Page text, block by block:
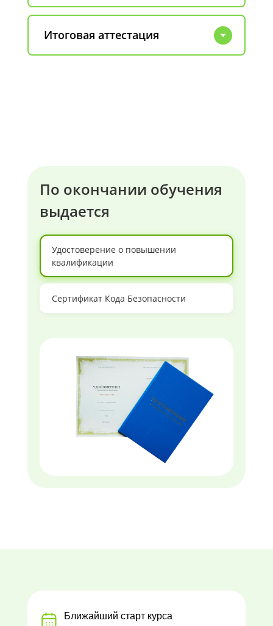
Итоговая аттестация
По окончании обучения
выдается
Удостоверение о повышении
квалификации
Сертификат Кода Безопасности
Ближайший старт курса